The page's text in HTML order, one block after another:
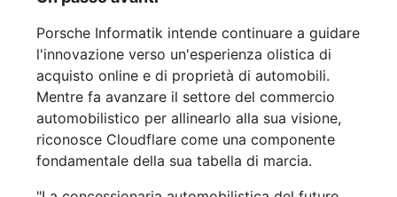
Porsche Informatik intende continuare a guidare
l'innovazione verso un'esperienza olistica di
acquisto online e di proprietà di automobili.
Mentre fa avanzare il settore del commercio
automobilistico per allinearlo alla sua visione,
riconosce Cloudflare come una componente
fondamentale della sua tabella di marcia.